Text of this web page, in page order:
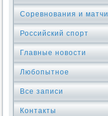
Соревнования и матчи
Российский спорт
Главные новости
Любопытное
Все записи
Контакты